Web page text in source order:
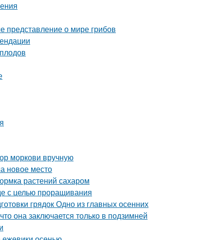
представление о мире грибов
моркови вручную
новое место
растений сахаром
с целью проращивания
грядок Одно из главных осенних
она заключается только в подзимней